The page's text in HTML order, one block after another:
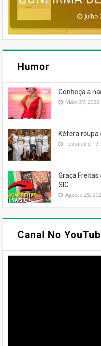
Julho
Humor
Conheça a
Maio 27, 2022
Kéfera roupa
Fevereiro 17,
Graça
SIC
Agosto 25,
Canal No